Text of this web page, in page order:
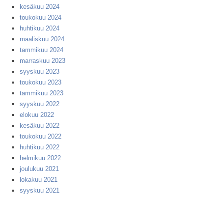
kesäkuu 2024
toukokuu 2024
huhtikuu 2024
maaliskuu 2024
tammikuu 2024
marraskuu 2023
syyskuu 2023
toukokuu 2023
tammikuu 2023
syyskuu 2022
elokuu 2022
kesäkuu 2022
toukokuu 2022
huhtikuu 2022
helmikuu 2022
joulukuu 2021
lokakuu 2021
syyskuu 2021